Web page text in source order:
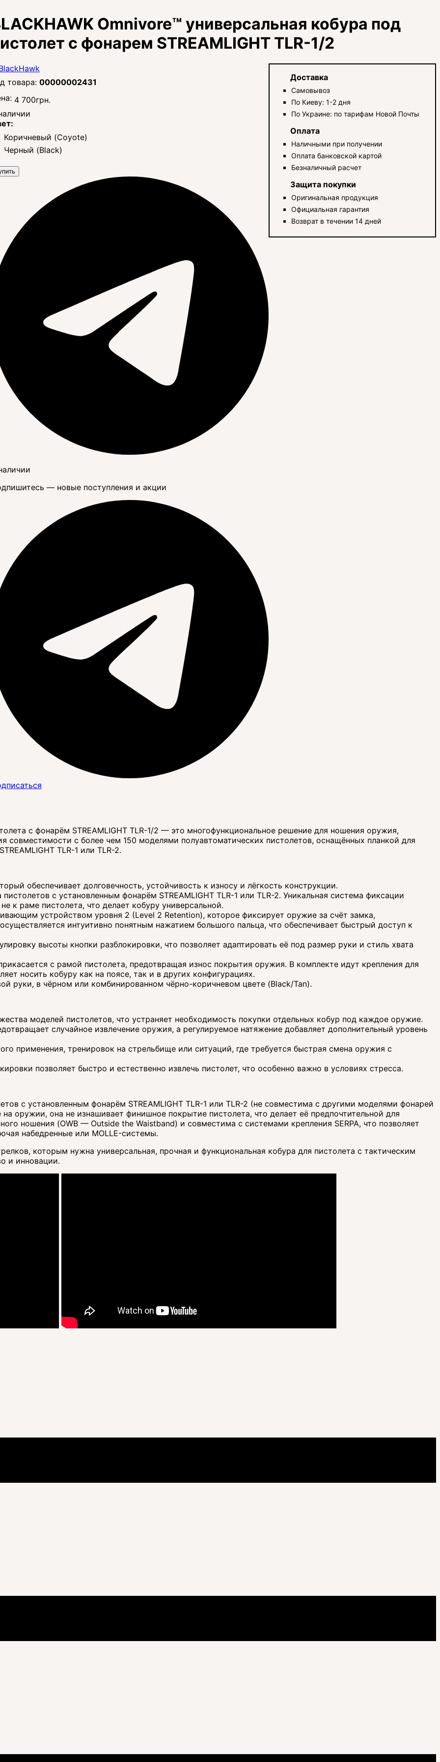
Omnivore™ универсальная кобура под
с фонарем STREAMLIGHT TLR-1/2
00000002431
4 700грн.
Коричневый (Coyote)
Черный (Black)
— новые поступления и акции
Доставка
Самовывоз
По Киеву: 1-2 дня
По Украине: по тарифам Новой Почты
Оплата
Наличными при получении
Оплата банковской картой
Безналичный расчет
Защита покупки
Оригинальная продукция
Официальная гарантия
Возврат в течении 14 дней
с фонарём STREAMLIGHT TLR-1/2 — это многофункциональное решение для ношения оружия,
совместимости с более чем 150 моделями полуавтоматических пистолетов, оснащённых планкой для
TLR-1 или TLR-2.
обеспечивает долговечность, устойчивость к износу и лёгкость конструкции.
с установленным фонарём STREAMLIGHT TLR-1 или TLR-2. Уникальная система фиксации
к раме пистолета, что делает кобуру универсальной.
устройством уровня 2 (Level 2 Retention), которое фиксирует оружие за счёт замка,
интуитивно понятным нажатием большого пальца, что обеспечивает быстрый доступ к
высоты кнопки разблокировки, что позволяет адаптировать её под размер руки и стиль хвата
с рамой пистолета, предотвращая износ покрытия оружия. В комплекте идут крепления для
носить кобуру как на поясе, так и в других конфигурациях.
руки, в чёрном или комбинированном чёрно-коричневом цвете (Black/Tan).
моделей пистолетов, что устраняет необходимость покупки отдельных кобур под каждое оружие.
случайное извлечение оружия, а регулируемое натяжение добавляет дополнительный уровень
применения, тренировок на стрельбище или ситуаций, где требуется быстрая смена оружия с
позволяет быстро и естественно извлечь пистолет, что особенно важно в условиях стресса.
с установленным фонарём STREAMLIGHT TLR-1 или TLR-2 (не совместима с другими моделями фонарей
оружии, она не изнашивает финишное покрытие пистолета, что делает её предпочтительной для
ношения (OWB — Outside the Waistband) и совместима с системами крепления SERPA, что позволяет
набедренные или MOLLE-системы.
которым нужна универсальная, прочная и функциональная кобура для пистолета с тактическим
и инновации.